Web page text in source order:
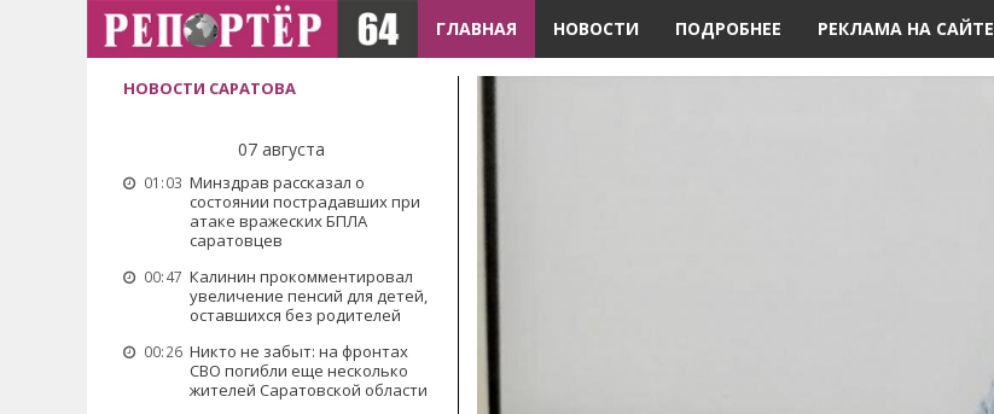
ГЛАВНАЯ НОВОСТИ ПОДРОБНЕЕ РЕКЛАМА НА САЙТЕ
НОВОСТИ САРАТОВА
07 августа
01:03 Минздрав рассказал о
состоянии пострадавших при
атаке вражеских БПЛА
саратовцев
00:47 Калинин прокомментировал
увеличение пенсий для детей,
оставшихся без родителей
00:26 Никто не забыт: на фронтах
СВО погибли еще несколько
жителей Саратовской области